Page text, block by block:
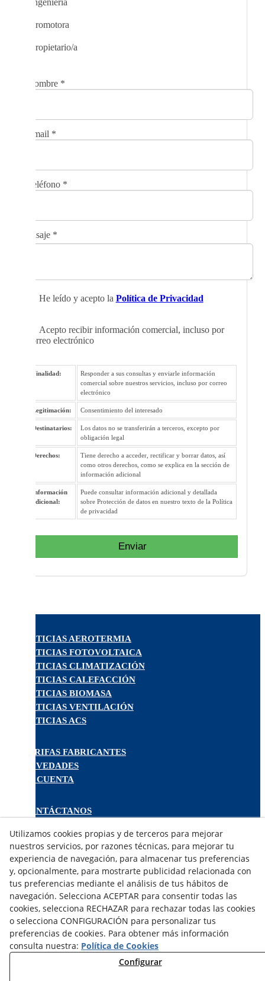
Ingeniería
Promotora
Propietario/a
Nombre *
Email *
Teléfono *
Mensaje *
He leído y acepto la Política de Privacidad
Acepto recibir información comercial, incluso por
correo electrónico
Finalidad:
Responder a sus consultas y enviarle información
comercial sobre nuestros servicios, incluso por correo
electrónico
Legitimación: Consentimiento del interesado
Destinatarios:
Los datos no se transferirán a terceros, excepto por
obligación legal
Derechos:
Tiene derecho a acceder, rectificar y borrar datos, así
como otros derechos, como se explica en la sección de
información adicional
Información
adicional:
Puede consultar información adicional y detallada
sobre Protección de datos en nuestro texto de la Política
de privacidad
Enviar
NOTICIAS AEROTERMIA
NOTICIAS FOTOVOLTAICA
NOTICIAS CLIMATIZACIÓN
NOTICIAS CALEFACCIÓN
NOTICIAS BIOMASA
NOTICIAS VENTILACIÓN
NOTICIAS ACS
TARIFAS FABRICANTES
NOVEDADES
MI CUENTA
CONTÁCTANOS
TRABAJA CON NOSOTROS
¿QUIENES SOMOS?
AVISO LEGAL
POLÍTICA DE COOKIES
POLÍTICA DE PRIVACIDAD
DERECHO DESISITIMIENTO
CONDICIONES USO
CONDICIONES COMPRA
Utilizamos cookies propias y de terceros para mejorar
nuestros servicios, por razones técnicas, para mejorar tu
experiencia de navegación, para almacenar tus preferencias
y, opcionalmente, para mostrarte publicidad relacionada con
tus preferencias mediante el análisis de tus hábitos de
navegación. Selecciona ACEPTAR para consentir todas las
cookies, selecciona RECHAZAR para rechazar todas las cookies
o selecciona CONFIGURACIÓN para personalizar tus
preferencias de cookies. Para obtener más información
consulta nuestra: Política de Cookies
Configurar